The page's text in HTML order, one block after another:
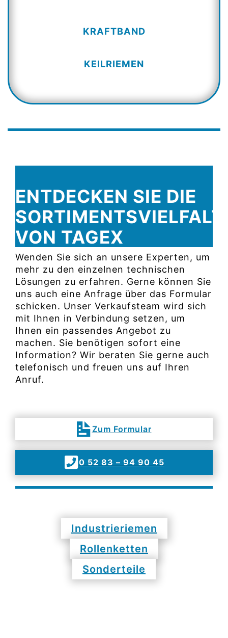
KRAFTBAND
KEILRIEMEN
ENTDECKEN SIE DIE
SORTIMENTSVIELFALT
VON TAGEX
Wenden Sie sich an unsere Experten, um
mehr zu den einzelnen technischen
Lösungen zu erfahren. Gerne können Sie
uns auch eine Anfrage über das Formular
schicken. Unser Verkaufsteam wird sich
mit Ihnen in Verbindung setzen, um
Ihnen ein passendes Angebot zu
machen. Sie benötigen sofort eine
Information? Wir beraten Sie gerne auch
telefonisch und freuen uns auf Ihren
Anruf.
Zum Formular
0 52 83 – 94 90 45
Industrieriemen
Rollenketten
Sonderteile